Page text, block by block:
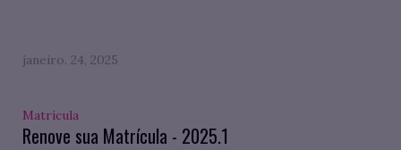
janeiro. 24, 2025
Matrícula
Renove sua Matrícula - 2025.1